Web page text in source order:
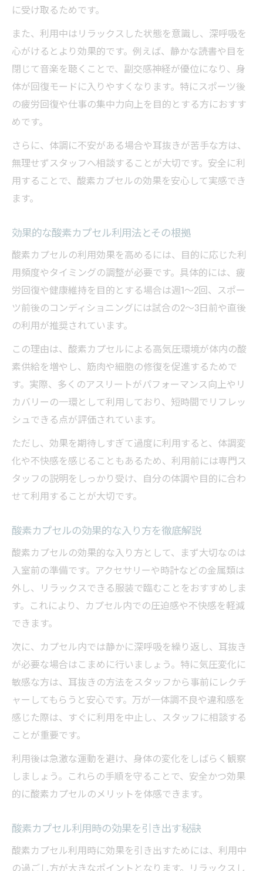
に受け取るためです。
また、利用中はリラックスした状態を意識し、深呼吸を
心がけるとより効果的です。例えば、静かな読書や目を
閉じて音楽を聴くことで、副交感神経が優位になり、身
体が回復モードに入りやすくなります。特にスポーツ後
の疲労回復や仕事の集中力向上を目的とする方におすす
めです。
さらに、体調に不安がある場合や耳抜きが苦手な方は、
無理せずスタッフへ相談することが大切です。安全に利
用することで、酸素カプセルの効果を安心して実感でき
ます。
効果的な酸素カプセル利用法とその根拠
酸素カプセルの利用効果を高めるには、目的に応じた利
用頻度やタイミングの調整が必要です。具体的には、疲
労回復や健康維持を目的とする場合は週1〜2回、スポー
ツ前後のコンディショニングには試合の2〜3日前や直後
の利用が推奨されています。
この理由は、酸素カプセルによる高気圧環境が体内の酸
素供給を増やし、筋肉や細胞の修復を促進するためで
す。実際、多くのアスリートがパフォーマンス向上やリ
カバリーの一環として利用しており、短時間でリフレッ
シュできる点が評価されています。
ただし、効果を期待しすぎて過度に利用すると、体調変
化や不快感を感じることもあるため、利用前には専門ス
タッフの説明をしっかり受け、自分の体調や目的に合わ
せて利用することが大切です。
酸素カプセルの効果的な入り方を徹底解説
酸素カプセルの効果的な入り方として、まず大切なのは
入室前の準備です。アクセサリーや時計などの金属類は
外し、リラックスできる服装で臨むことをおすすめしま
す。これにより、カプセル内での圧迫感や不快感を軽減
できます。
次に、カプセル内では静かに深呼吸を繰り返し、耳抜き
が必要な場合はこまめに行いましょう。特に気圧変化に
敏感な方は、耳抜きの方法をスタッフから事前にレクチ
ャーしてもらうと安心です。万が一体調不良や違和感を
感じた際は、すぐに利用を中止し、スタッフに相談する
ことが重要です。
利用後は急激な運動を避け、身体の変化をしばらく観察
しましょう。これらの手順を守ることで、安全かつ効果
的に酸素カプセルのメリットを体感できます。
酸素カプセル利用時の効果を引き出す秘訣
酸素カプセル利用時に効果を引き出すためには、利用中
の過ごし方が大きなポイントとなります。リラックスし